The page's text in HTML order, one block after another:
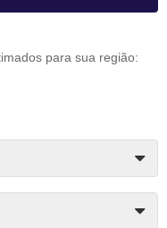
para sua região: